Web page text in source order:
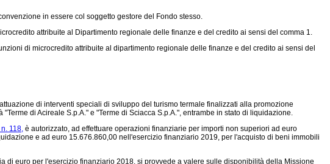
in essere col soggetto gestore del Fondo stesso.
attribuite al Dipartimento regionale delle finanze e del credito ai sensi del comma 1.
di microcredito attribuite al dipartimento regionale delle finanze e del credito ai sensi del
di interventi speciali di sviluppo del turismo termale finalizzati alla promozione
di Acireale S.p.A." e "Terme di Sciacca S.p.A.", entrambe in stato di liquidazione.
118, è autorizzato, ad effettuare operazioni finanziarie per importi non superiori ad euro
e ad euro 15.676.860,00 nell'esercizio finanziario 2019, per l'acquisto di beni immobili
euro per l'esercizio finanziario 2018, si provvede a valere sulle disponibilità della Missione